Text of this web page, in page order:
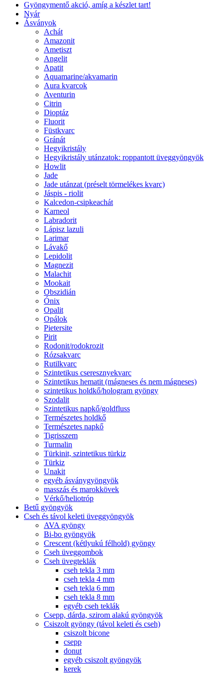
Gyöngymentő akció, amíg a készlet tart!
Nyár
Ásványok
Achát
Amazonit
Ametiszt
Angelit
Apatit
Aquamarine/akvamarin
Aura kvarcok
Aventurin
Citrin
Dioptáz
Fluorit
Füstkvarc
Gránát
Hegyikristály
Hegyikristály utánzatok: roppantott üveggyöngyök
Howlit
Jade
Jade utánzat (préselt törmelékes kvarc)
Jáspis - riolit
Kalcedon-csipkeachát
Karneol
Labradorit
Lápisz lazuli
Larimar
Lávakő
Lepidolit
Magnezit
Malachit
Mookait
Obszidián
Ónix
Opalit
Opálok
Pietersite
Pirit
Rodonit/rodokrozit
Rózsakvarc
Rutilkvarc
Szintetikus cseresznyekvarc
Szintetikus hematit (mágneses és nem mágneses)
szintetikus holdkő/hologram gyöngy
Szodalit
Szintetikus napkő/goldfluss
Természetes holdkő
Természetes napkő
Tigrisszem
Turmalin
Türkinit, szintetikus türkiz
Türkiz
Unakit
egyéb ásványgyöngyök
masszás és marokkövek
Vérkő/heliotróp
Betű gyöngyök
Cseh és távol keleti üveggyöngyök
AVA gyöngy
Bi-bo gyöngyök
Crescent (kétlyukú félhold) gyöngy
Cseh üveggombok
Cseh üvegteklák
cseh tekla 3 mm
cseh tekla 4 mm
cseh tekla 6 mm
cseh tekla 8 mm
egyéb cseh teklák
Csepp, dárda, szirom alakú gyöngyök
Csiszolt gyöngy (távol keleti és cseh)
csiszolt bicone
csepp
donut
egyéb csiszolt gyöngyök
kerek